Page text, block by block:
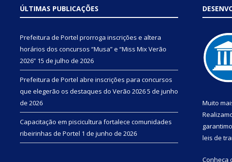
ÚLTIMAS PUBLICAÇÕES
Prefeitura de Portel prorroga inscrições e altera
horários dos concursos “Musa” e “Miss Mix Verão
2026” 15 de julho de 2026
Prefeitura de Portel abre inscrições para concursos
que elegerão os destaques do Verão 20265 de junho
de 2026
Capacitação em piscicultura fortalece comunidades
ribeirinhas de Portel 1 de junho de 2026
Muito
leis de
Conheça